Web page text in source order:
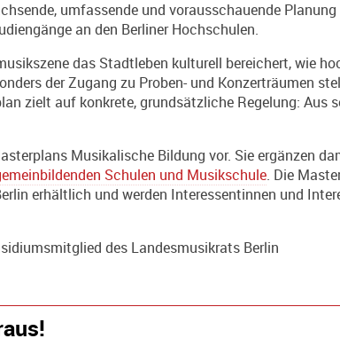
umfassende und vorausschauende
an den Berliner Hochschulen.
das Stadtleben kulturell bereichert, wie
der Zugang zu Proben- und Konzerträumen
zielt auf konkrete, grundsätzliche Regelung: Aus
Musikalische Bildung vor. Sie ergänzen
Schulen und Musikschule. Die
erhältlich und werden Interessentinnen und
des Landesmusikrats Berlin